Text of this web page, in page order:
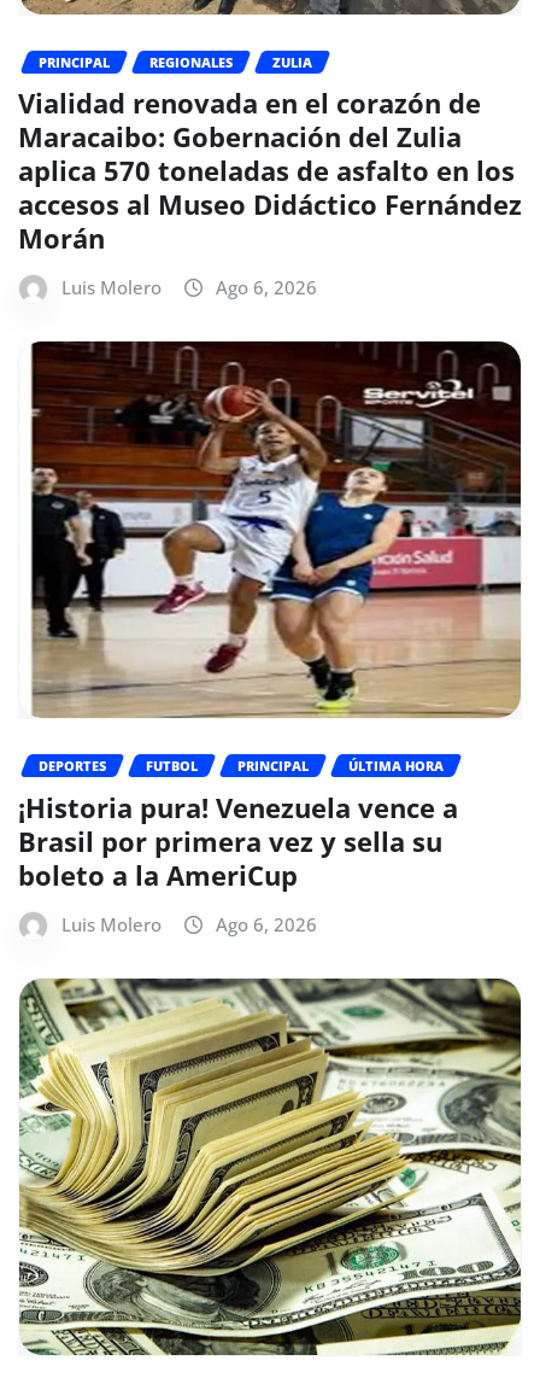
PRINCIPAL REGIONALES ZULIA
Vialidad renovada en el corazón de
Maracaibo: Gobernación del Zulia
aplica 570 toneladas de asfalto en los
accesos al Museo Didáctico Fernández
Morán
Luis Molero Ago 6, 2026
DEPORTES FUTBOL PRINCIPAL ÚLTIMA HORA
¡Historia pura! Venezuela vence a
Brasil por primera vez y sella su
boleto a la AmeriCup
Luis Molero Ago 6, 2026